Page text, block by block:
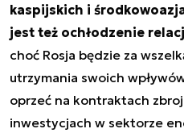
kaspijskich i
jest też ochłodzenie
choć Rosja będzie za
utrzymania swoich
oprzeć na kontraktach
inwestycjach w sektorze